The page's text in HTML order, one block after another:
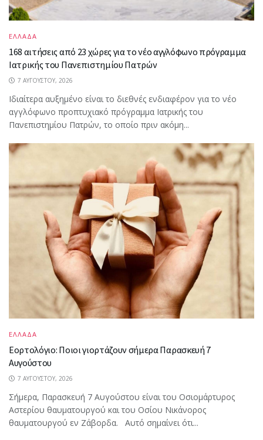
ΕΛΛΑΔΑ
168 αιτήσεις από 23 χώρες για το νέο αγγλόφωνο πρόγραμμα
Ιατρικής του Πανεπιστημίου Πατρών
7 ΑΥΓΟΎΣΤΟΥ, 2026
Ιδιαίτερα αυξημένο είναι το διεθνές ενδιαφέρον για το νέο
αγγλόφωνο προπτυχιακό πρόγραμμα Ιατρικής του
Πανεπιστημίου Πατρών, το οποίο πριν ακόμη...
ΕΛΛΑΔΑ
Εορτολόγιο: Ποιοι γιορτάζουν σήμερα Παρασκευή 7
Αυγούστου
7 ΑΥΓΟΎΣΤΟΥ, 2026
Σήμερα, Παρασκευή 7 Αυγούστου είναι του Οσιομάρτυρος
Αστερίου θαυματουργού και του Οσίου Νικάνορος
θαυματουργού εν Ζάβορδα. Αυτό σημαίνει ότι...